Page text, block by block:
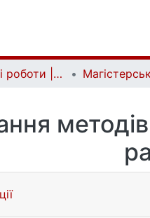
Кваліфікаційні роботи | Qualifying works